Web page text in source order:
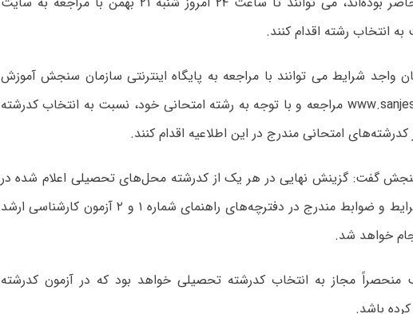
انتخاب رشته اقدام کنند.
واجد شرایط می توانند با مراجعه به پایگاه اینترنتی سازمان سنجش آموزش
کشور به نشانی: www.sanjesh.org مراجعه و با توجه به رشته امتحانی خود، نسبت به انتخاب کدرشته
امتحانی مندرج در این اطلاعیه اقدام کنند.
گفت: گزینش‌ نهایی‌ در هر یک‌ از کدرشته‌ محل‌های تحصیلی‌ اعلام شده در
این اطلاعیه، مطابق‌ شرایط و ضوابط مندرج‌ در دفترچه‌های‌ راهنمای شماره‌ ۱ و ۲ آزمون‌ کارشناسی‌ ارشد
منحصراً مجاز به‌ انتخاب‌ کدرشته‌ تحصیلی‌ خواهد بود که‌ در آزمون کدرشته‌
باشد.